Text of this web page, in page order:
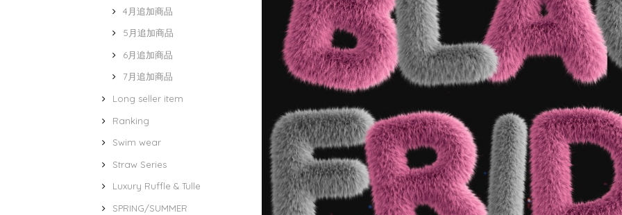
4月追加商品
5月追加商品
6月追加商品
7月追加商品
Long seller item
Ranking
Swim wear
Straw Series
Luxury Ruffle & Tulle
SPRING/SUMMER